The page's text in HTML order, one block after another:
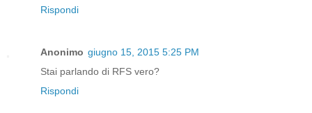
Rispondi
Anonimo giugno 15, 2015 5:25 PM
Stai parlando di RFS vero?
Rispondi